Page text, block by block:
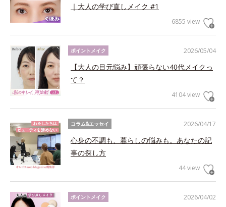
｜大人の学び直しメイク #1
6855 view
2026/05/04
ポイントメイク
【大人の目元悩み】頑張らない40代メイクっ
て？
4104 view
2026/04/17
コラム&エッセイ
心身の不調も、暮らしの悩みも。あなたの記
事の探し方
44 view
2026/04/02
ポイントメイク